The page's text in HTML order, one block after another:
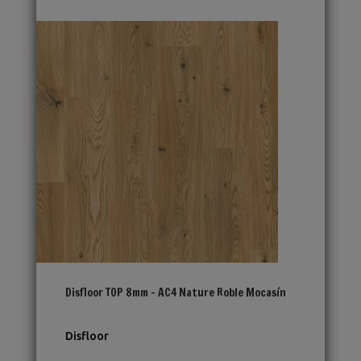
Disfloor TOP 8mm – AC4 Nature Roble Mocasín
Disfloor